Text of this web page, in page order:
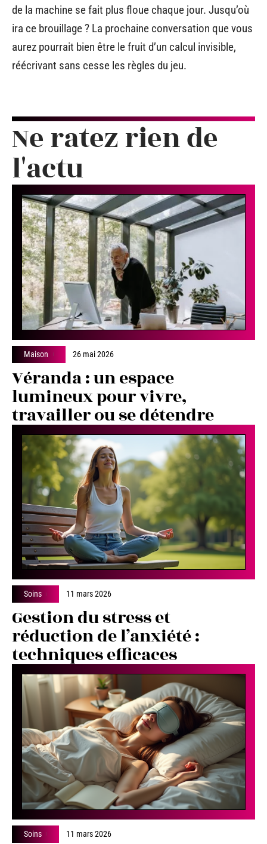
de la machine se fait plus floue chaque jour. Jusqu’où
ira ce brouillage ? La prochaine conversation que vous
aurez pourrait bien être le fruit d’un calcul invisible,
réécrivant sans cesse les règles du jeu.
Ne ratez rien de
l'actu
Maison 26 mai 2026
Véranda : un espace
lumineux pour vivre,
travailler ou se détendre
Soins 11 mars 2026
Gestion du stress et
réduction de l’anxiété :
techniques efficaces
Soins 11 mars 2026